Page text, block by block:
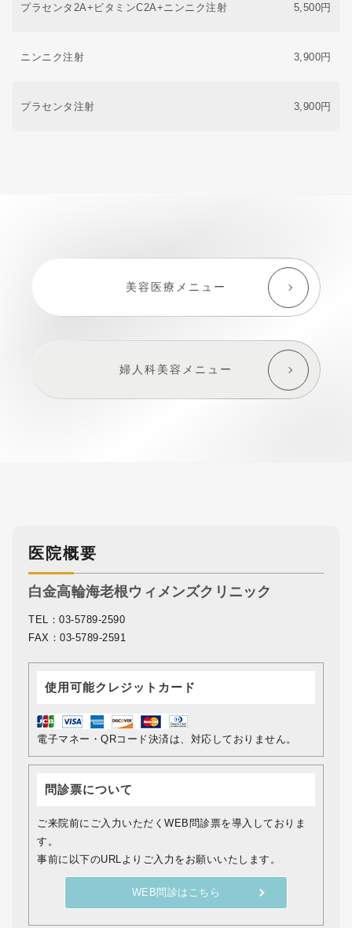
プラセンタ2A+ビタミンC2A+ニンニク注射 5,500円
ニンニク注射 3,900円
プラセンタ注射 3,900円
美容医療メニュー
婦人科美容メニュー
医院概要
白金高輪海老根ウィメンズクリニック
TEL：03-5789-2590
FAX：03-5789-2591
使用可能クレジットカード
電子マネー・QRコード決済は、対応しておりません。
問診票について
ご来院前にご入力いただくWEB問診票を導入しておりま
す。
事前に以下のURLよりご入力をお願いいたします。
WEB問診はこちら